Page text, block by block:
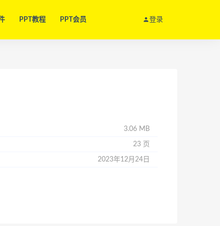
PPT教程 PPT会员 登录
3.06 MB
23 页
2023年12月24日